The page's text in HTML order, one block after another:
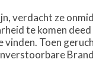
verdacht ze
te komen
Toen